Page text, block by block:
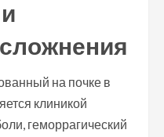
на почке в
клиникой
геморрагический